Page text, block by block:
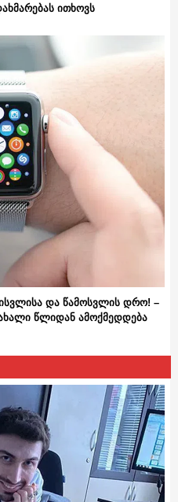
ითხოვს
და წამოსვლის დრო! –
წლიდან ამოქმედდება